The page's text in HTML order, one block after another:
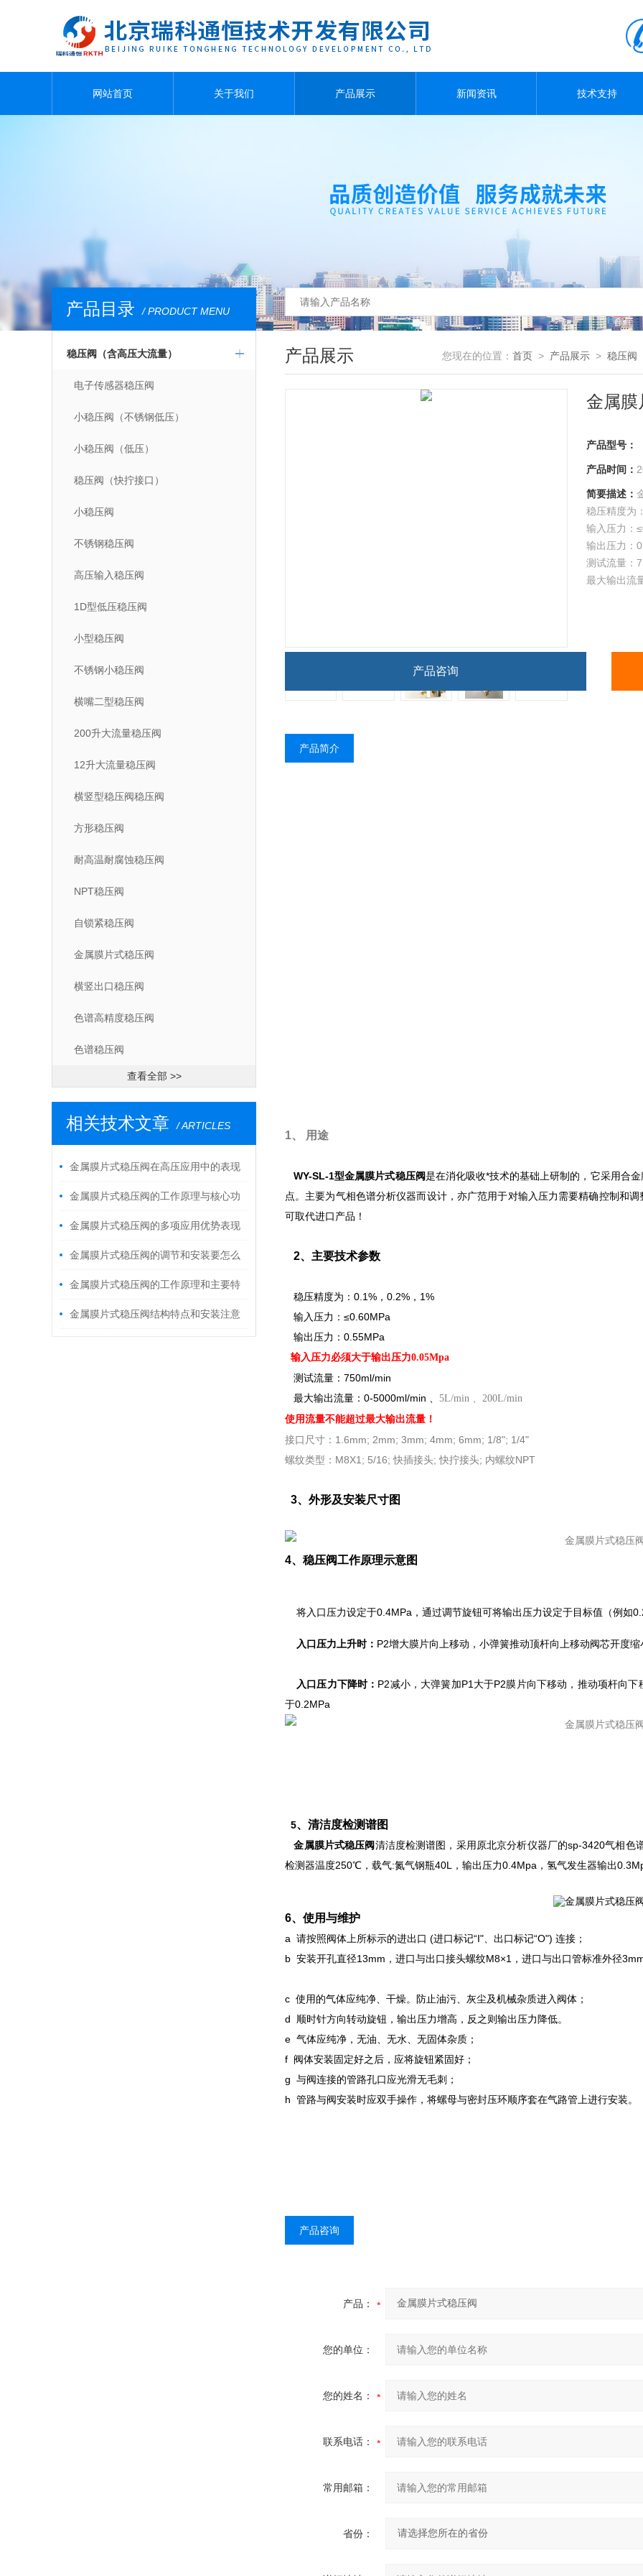
网站首页 关于我们 产品展示 新闻资讯 技术支持
产品目录 / PRODUCT MENU
稳压阀（含高压大流量）
电子传感器稳压阀
小稳压阀（不锈钢低压）
小稳压阀（低压）
稳压阀（快拧接口）
小稳压阀
不锈钢稳压阀
高压输入稳压阀
1D型低压稳压阀
小型稳压阀
不锈钢小稳压阀
横嘴二型稳压阀
200升大流量稳压阀
12升大流量稳压阀
横竖型稳压阀稳压阀
方形稳压阀
耐高温耐腐蚀稳压阀
NPT稳压阀
自锁紧稳压阀
金属膜片式稳压阀
横竖出口稳压阀
色谱高精度稳压阀
色谱稳压阀
查看全部 >>
相关技术文章 / ARTICLES
金属膜片式稳压阀在高压应用中的表现
金属膜片式稳压阀的工作原理与核心功
能介绍
金属膜片式稳压阀的多项应用优势表现
金属膜片式稳压阀的调节和安装要怎么
做？金属膜片式稳压阀的工作原理和主要特
征是什么
金属膜片式稳压阀结构特点和安装注意
产品展示 您现在的位置： 首页 > 产品展示 > 稳压阀
金属膜
产品型号：
产品时间：
简要描述：
稳压精度为
输入压力：
输出压力：
测试流量：
最大输出流
产品咨询
产品简介
1、 用途
WY-SL-1型金属膜片式稳压阀是在消化吸收*技术的基础上研制的，它采用合
点。主要为气相色谱分析仪器而设计，亦广范用于对输入压力需要精确控制和
可取代进口产品！
2、主要技术参数
稳压精度为：0.1%，0.2%，1%
输入压力：≤0.60MPa
输出压力：0.55MPa
输入压力必须大于输出压力0.05Mpa
测试流量：750ml/min
最大输出流量：0-5000ml/min 、 5L/min 、200L/min
使用流量不能超过最大输出流量！
接口尺寸：1.6mm; 2mm; 3mm; 4mm; 6mm; 1/8"; 1/4"
螺纹类型：M8X1; 5/16; 快插接头; 快拧接头; 内螺纹NPT
3、 外形及安装尺寸图
4、稳压阀工作原理示意图
将入口压力设定于0.4MPa，通过调节旋钮可将输出压力设定于目标值（例如
入口压力上升时： P2增大膜片向上移动，小弹簧推动顶杆向上移动阀芯开度
入口压力下降时： P2减小，大弹簧加P1大于P2膜片向下移动，推动项杆向
于0.2MPa
5、 清洁度检测谱图
金属膜片式稳压阀清洁度检测谱图，采用原北京分析仪器厂的sp-3420气相
检测器温度250℃，载气:氮气钢瓶40L，输出压力0.4Mpa，氢气发生器输出
6、使用与维护
a 请按照阀体上所标示的进出口 (进口标记“I"、出口标记“O") 连接；
b 安装开孔直径13mm，进口与出口接头螺纹M8×1，进口与出口管标准外径
c 使用的气体应纯净、干燥。防止油污、灰尘及机械杂质进入阀体；
d 顺时针方向转动旋钮，输出压力增高，反之则输出压力降低。
e 气体应纯净，无油、无水、无固体杂质；
f 阀体安装固定好之后，应将旋钮紧固好；
g 与阀连接的管路孔口应光滑无毛刺；
h 管路与阀安装时应双手操作，将螺母与密封压环顺序套在气路管上进行安装。
产品咨询
产品：
您的单位：
您的姓名：
联系电话：
常用邮箱：
省份：